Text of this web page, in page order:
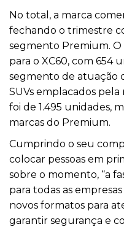
No total, a marca
fechando o trimestre
segmento Premium.
para o XC60, com 654
segmento de atuação
SUVs emplacados
foi de 1.495 unidades,
marcas do Premium.
Cumprindo o seu
colocar pessoas em
sobre o momento, “a
para todas as
novos formatos para
garantir segurança e